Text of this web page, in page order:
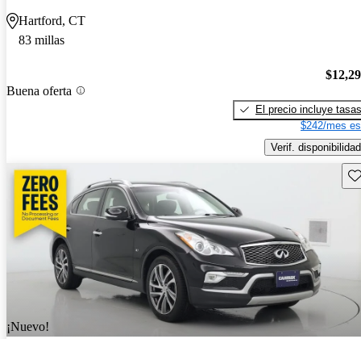
Hartford, CT
83 millas
Buena oferta
El precio incluye tasas
$242/mes
Verif. disponibilidad
¡Nuevo!